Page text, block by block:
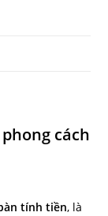
cách
tính tiền, là